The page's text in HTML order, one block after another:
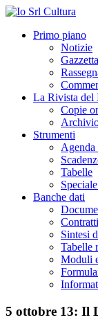
Primo piano
Notizie
La Rivista del
Copie
Strumenti
Tabelle
Banche dati
Sintesi
Tabelle
Moduli
5 ottobre 13: Il